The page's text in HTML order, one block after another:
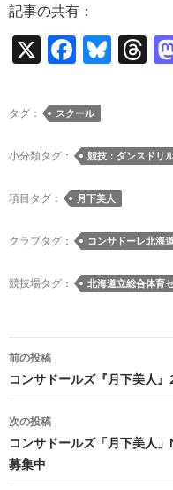
記事の共有：
X
F
e
b
o
o
k
Bl
y
T
タグ： スクール
小分類タグ： 競技：ダンスドリ
項目タグ： 月下美人
クラブタグ： コンサドーレ北海
競技場タグ： 北海道立総合体育
投
稿
ナ
ビ
ゲ
前の投稿
コンサドールズ『月下美人
次の投稿
コンサドールズ「月下美人
募集中